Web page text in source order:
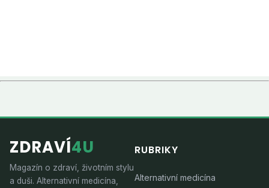
ZDRAVÍ4U
Magazín o zdraví, životním stylu
a duši. Alternativní medicína,
RUBRIKY
Alternativní medicína